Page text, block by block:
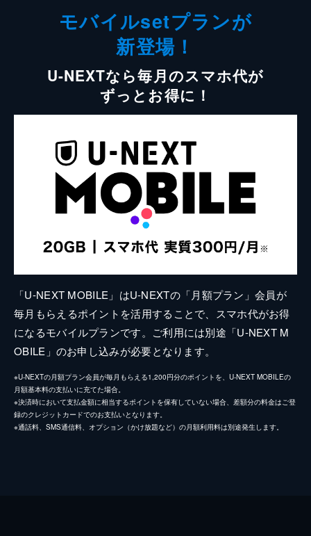
モバイルsetプランが
新登場！
U-NEXTなら毎月のスマホ代が
ずっとお得に！
「U-NEXT MOBILE」はU-NEXTの「月額プラン」会員が
毎月もらえるポイントを活用することで、スマホ代がお得
になるモバイルプランです。ご利用には別途「U-NEXT M
OBILE」のお申し込みが必要となります。
※U-NEXTの月額プラン会員が毎月もらえる1,200円分のポイントを、U-NEXT MOBILEの
月額基本料の支払いに充てた場合。
※決済時において支払金額に相当するポイントを保有していない場合、差額分の料金はご登
録のクレジットカードでのお支払いとなります。
※通話料、SMS通信料、オプション（かけ放題など）の月額利用料は別途発生します。